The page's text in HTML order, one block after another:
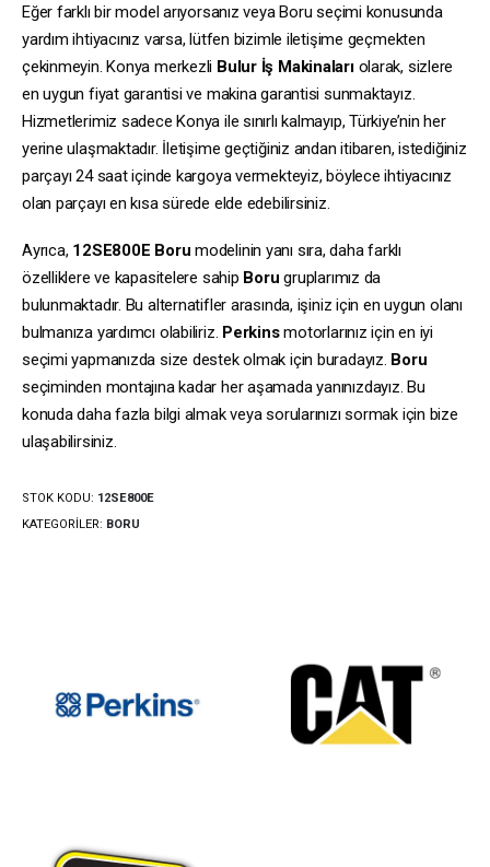
Eğer farklı bir model arıyorsanız veya Boru seçimi konusunda
yardım ihtiyacınız varsa, lütfen bizimle iletişime geçmekten
çekinmeyin. Konya merkezli Bulur İş Makinalarıolarak, sizlere
en uygun fiyat garantisi ve makina garantisi sunmaktayız.
Hizmetlerimiz sadece Konya ile sınırlı kalmayıp, Türkiye’nin her
yerine ulaşmaktadır. İletişime geçtiğiniz andan itibaren, istediğiniz
parçayı 24 saat içinde kargoya vermekteyiz, böylece ihtiyacınız
olan parçayı en kısa sürede elde edebilirsiniz.
Ayrıca, 12SE800E Boru modelinin yanı sıra, daha farklı
özelliklere ve kapasitelere sahip Boru gruplarımız da
bulunmaktadır. Bu alternatifler arasında, işiniz için en uygun olanı
bulmanıza yardımcı olabiliriz. Perkinsmotorlarınız için en iyi
seçimi yapmanızda size destek olmak için buradayız. Boru
seçiminden montajına kadar her aşamada yanınızdayız. Bu
konuda daha fazla bilgi almak veya sorularınızı sormak için bize
ulaşabilirsiniz.
STOK KODU: 12SE800E
KATEGORILER: BORU